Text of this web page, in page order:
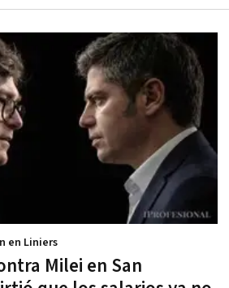
Milei en San
en Liniers